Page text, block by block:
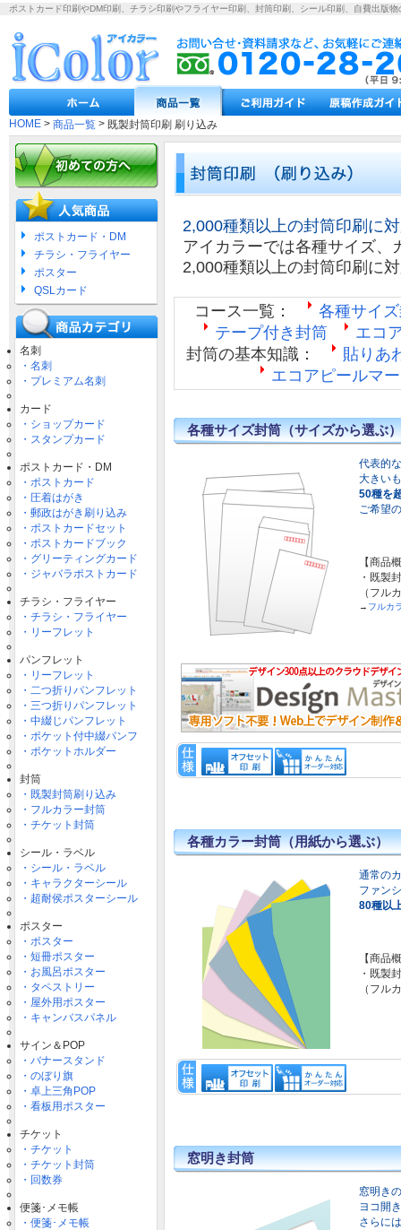
ポストカード印刷やDM印刷、チラシ印刷やフライヤー印刷、封筒印刷、シール印刷、自費出版物
HOME > 商品一覧 > 既製封筒印刷 刷り込み
ポストカード・DM
チラシ・フライヤー
ポスター
QSLカード
名刺
・名刺
・プレミアム名刺
カード
・ショップカード
・スタンプカード
ポストカード・DM
・ポストカード
・圧着はがき
・郵政はがき刷り込み
・ポストカードセット
・ポストカードブック
・グリーティングカード
・ジャバラポストカード
チラシ・フライヤー
・チラシ・フライヤー
・リーフレット
パンフレット
・リーフレット
・二つ折りパンフレット
・三つ折りパンフレット
・中綴じパンフレット
・ポケット付中綴パンフ
・ポケットホルダー
封筒
・既製封筒刷り込み
・フルカラー封筒
・チケット封筒
シール・ラベル
・シール・ラベル
・キャラクターシール
・超耐侯ポスターシール
ポスター
・ポスター
・短冊ポスター
・お風呂ポスター
・タペストリー
・屋外用ポスター
・キャンバスパネル
サイン＆POP
・バナースタンド
・のぼり旗
・卓上三角POP
・看板用ポスター
チケット
・チケット
・チケット封筒
・回数券
便箋･メモ帳
・便箋･メモ帳
2,000種類以上の封筒印刷に
アイカラーでは各種サイズ、
2,000種類以上の封筒印刷に
コース一覧：
各種サイ
テープ付き封筒
エコ
封筒の基本知識：
貼りあ
エコアピールマ
各種サイズ封筒（サイズから選ぶ）
代表的
大きい
50種を
ご希望
【商品
・既製
（フル
→ フルカ
各種カラー封筒（用紙から選ぶ）
通常の
ファン
80種以
【商品
・既製
（フル
窓明き封筒
窓明き
ヨコ開
さらに